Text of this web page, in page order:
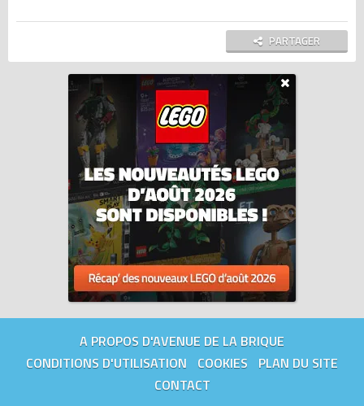
PARTAGER
A PROPOS D'AVENUE DE LA BRIQUE
CONDITIONS D'UTILISATION
COOKIES
PLAN DU SITE
CONTACT